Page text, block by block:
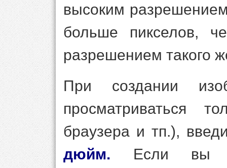
высоким
больше пикселов,
разрешением такого
При создании
просматриваться
браузера и тп.),
дюйм. Если вы